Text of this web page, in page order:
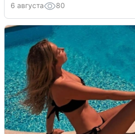
6 августа 80